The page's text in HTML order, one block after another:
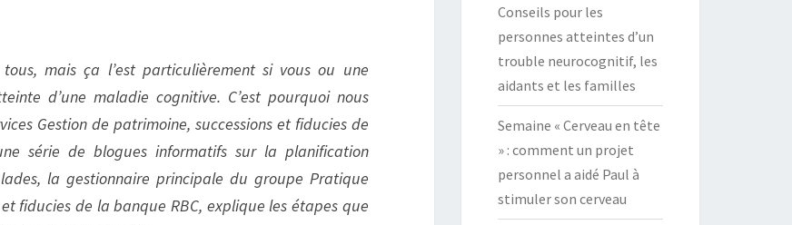
À
VOTRE
PLACE?
mais ça l’est particulièrement si vous ou une
d’une maladie cognitive. C’est pourquoi nous
Gestion de patrimoine, successions et fiducies de
série de blogues informatifs sur la planification
la gestionnaire principale du groupe Pratique
fiducies de la banque RBC, explique les étapes que
Conseils pour les
personnes atteintes d’un
trouble neurocognitif, les
aidants et les familles
Semaine « Cerveau en tête
» : comment un projet
personnel a aidé Paul à
stimuler son cerveau